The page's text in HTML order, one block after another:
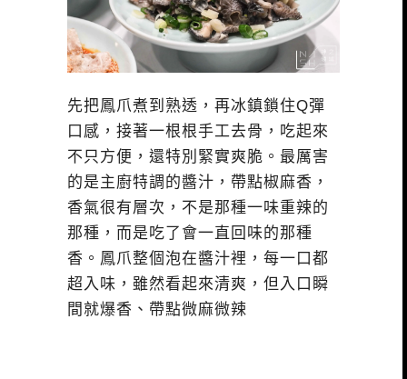
先把鳳爪煮到熟透，再冰鎮鎖住Q彈
口感，接著一根根手工去骨，吃起來
不只方便，還特別緊實爽脆。最厲害
的是主廚特調的醬汁，帶點椒麻香，
香氣很有層次，不是那種一味重辣的
那種，而是吃了會一直回味的那種
香。鳳爪整個泡在醬汁裡，每一口都
超入味，雖然看起來清爽，但入口瞬
間就爆香、帶點微麻微辣